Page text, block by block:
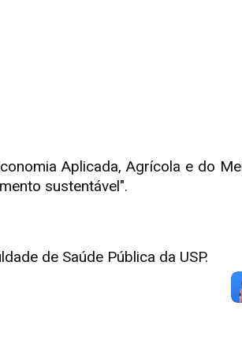
Aplicada, Agrícola e do
sustentável".
de Saúde Pública da USP.